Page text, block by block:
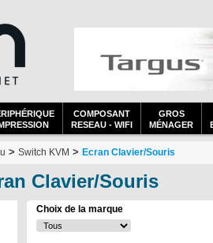
COMPOSANT
RESEAU - WIFI
GROS
MÉNAGER
> Switch KVM > Ecran Clavier/Souris
Clavier/Souris
Choix de la marque